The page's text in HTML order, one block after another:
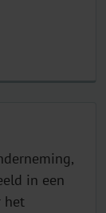
in een
het